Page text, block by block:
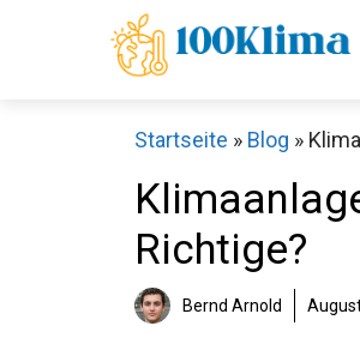
Startseite » Blog »
Richtige?
Bernd Arnold